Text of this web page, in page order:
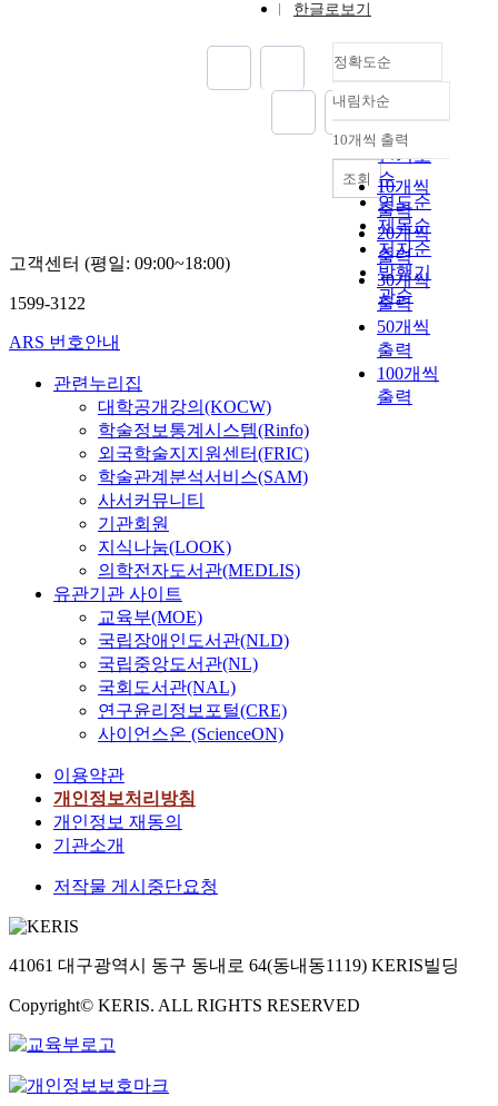
한글로보기
정확도순
정확도
순
인기도
순
연도순
제목순
저자순
발행기
관순
내림차순
내림차순
10개씩 출력
10개씩
출력
20개씩
출력
30개씩
출력
50개씩
출력
100개씩
출력
조회
고객센터 (평일: 09:00~18:00)
1599-3122
ARS 번호안내
관련누리집
대학공개강의(KOCW)
학술정보통계시스템(Rinfo)
외국학술지지원센터(FRIC)
학술관계분석서비스(SAM)
사서커뮤니티
기관회원
지식나눔(LOOK)
의학전자도서관(MEDLIS)
유관기관 사이트
교육부(MOE)
국립장애인도서관(NLD)
국립중앙도서관(NL)
국회도서관(NAL)
연구윤리정보포털(CRE)
사이언스온 (ScienceON)
이용약관
개인정보처리방침
개인정보 재동의
기관소개
저작물 게시중단요청
41061 대구광역시 동구 동내로 64(동내동1119) KERIS빌딩
Copyright© KERIS. ALL RIGHTS RESERVED